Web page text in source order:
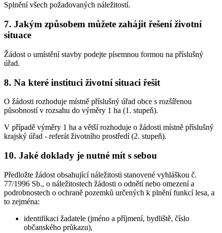
Splnění všech požadovaných náležitostí.
7. Jakým způsobem můžete zahájit řešení životní
situace
Žádost o umístění stavby podejte písemnou formou na příslušný
úřad.
8. Na které instituci životní situaci řešit
O žádosti rozhoduje místně příslušný úřad obce s rozšířenou
působností v rozsahu do výměry 1 ha (1. stupeň).
V případě výměry 1 ha a větší rozhoduje o žádosti místně příslušný
krajský úřad - referát životního prostředí (2. stupeň).
10. Jaké doklady je nutné mít s sebou
Předložte žádost obsahující náležitosti stanovené vyhláškou č.
77/1996 Sb., o náležitostech žádosti o odnětí nebo omezení a
podrobnostech o ochraně pozemků určených k plnění funkcí lesa, a
to zejména:
identifikaci žadatele (jméno a příjmení, bydliště, číslo
občanského průkazu),